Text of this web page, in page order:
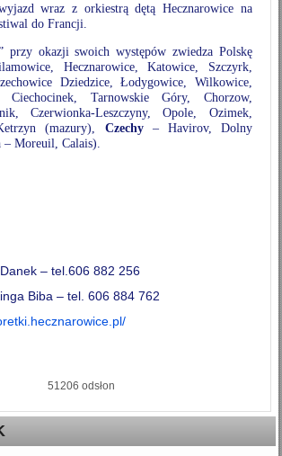
wraz z orkiestrą dętą Hecznarowice na
do Francji.
przy okazji swoich występów zwiedza Polskę
Hecznarowice, Katowice, Szczyrk,
Dziedzice, Łodygowice, Wilkowice,
Ciechocinek, Tarnowskie Góry, Chorzow,
Czerwionka-Leszczyny, Opole, Ozimek,
(mazury), Czechy– Havirov, Dolny
– Moreuil, Calais).
– tel.606 882 256
Biba – tel. 606 884 762
51206 odsłon